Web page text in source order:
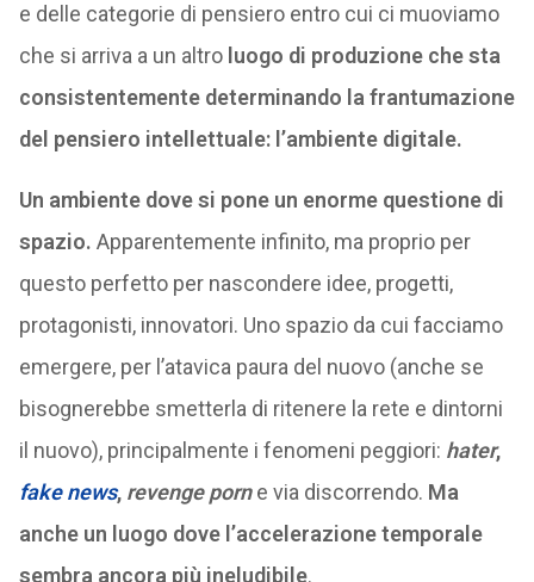
e delle categorie di pensiero entro cui ci muoviamo
che si arriva a un altro luogo di produzione che sta
consistentemente determinando la frantumazione
del pensiero intellettuale: l’ambiente digitale.
Un ambiente dove si pone un enorme questione di
spazio. Apparentemente infinito, ma proprio per
questo perfetto per nascondere idee, progetti,
protagonisti, innovatori. Uno spazio da cui facciamo
emergere, per l’atavica paura del nuovo (anche se
bisognerebbe smetterla di ritenere la rete e dintorni
il nuovo), principalmente i fenomeni peggiori: hater,
fake news, revenge porn e via discorrendo. Ma
anche un luogo dove l’accelerazione temporale
sembra ancora più ineludibile.